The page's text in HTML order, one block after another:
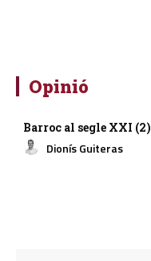
Opinió
Barroc al segle XXI (2)
Dionís Guiteras